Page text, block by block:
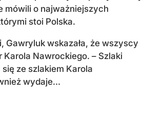
mówili o najważniejszych
stoi Polska.
Gawryluk wskazała, że wszyscy
Karola Nawrockiego. – Szlaki
ze szlakiem Karola
wydaje...